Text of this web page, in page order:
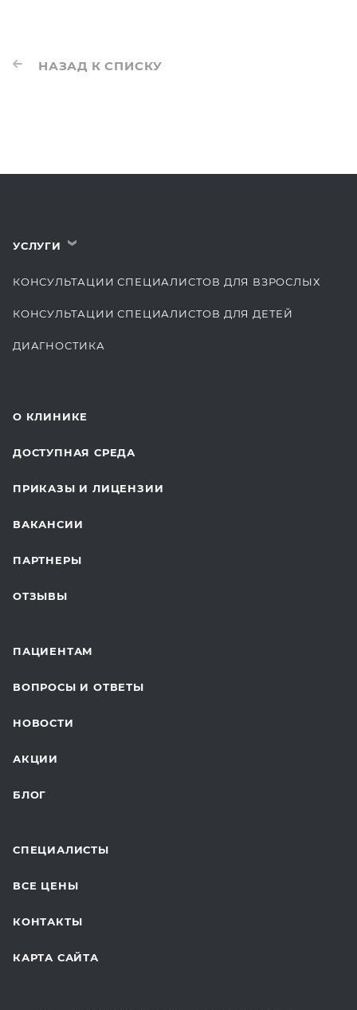
НАЗАД К СПИСКУ
УСЛУГИ ›
КОНСУЛЬТАЦИИ СПЕЦИАЛИСТОВ ДЛЯ ВЗРОСЛЫХ
КОНСУЛЬТАЦИИ СПЕЦИАЛИСТОВ ДЛЯ ДЕТЕЙ
ДИАГНОСТИКА
ЛАБОРАТОРНЫЕ ИССЛЕДОВАНИЯ
ДЛЯ БУДУЩИХ МАМ
О КЛИНИКЕ
ДОСТУПНАЯ СРЕДА
ПРИКАЗЫ И ЛИЦЕНЗИИ
ВАКАНСИИ
ПАРТНЕРЫ
ОТЗЫВЫ
ПАЦИЕНТАМ
ВОПРОСЫ И ОТВЕТЫ
НОВОСТИ
АКЦИИ
БЛОГ
СПЕЦИАЛИСТЫ
ВСЕ ЦЕНЫ
КОНТАКТЫ
КАРТА САЙТА